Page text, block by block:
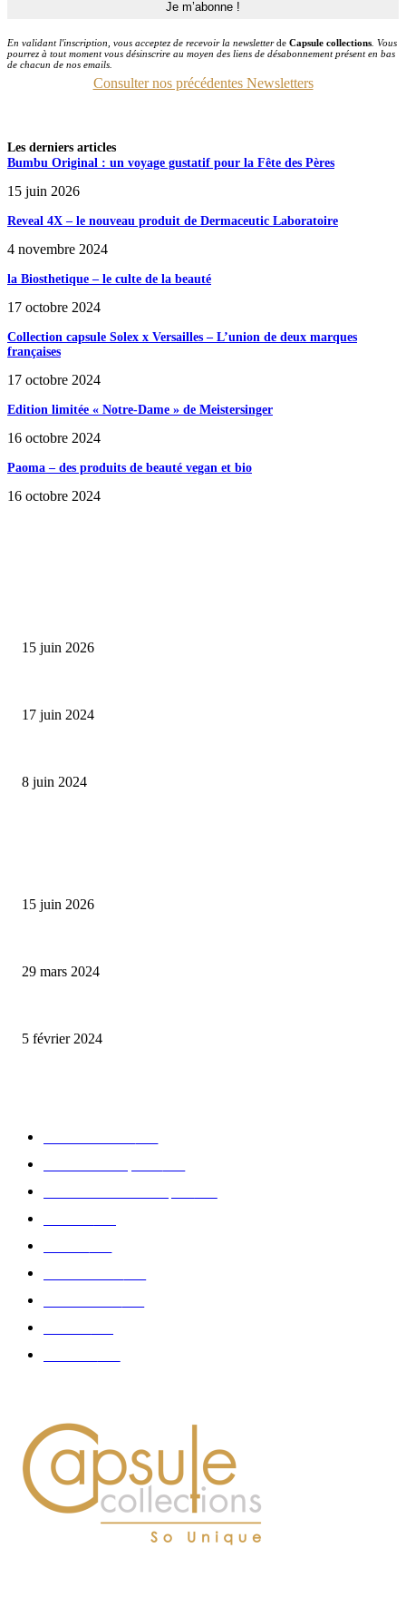
En validant l'inscription, vous acceptez de recevoir la newsletterde Capsule collections . Vous
pourrez à tout moment vous désinscrire au moyen des liens de désabonnement présent en bas
de chacun de nos emails.
Consulter nos précédentes Newsletters
Les derniers articles
Bumbu Original : un voyage gustatif pour la Fête des Pères
15 juin 2026
Reveal 4X – le nouveau produit de Dermaceutic Laboratoire
4 novembre 2024
la Biosthetique – le culte de la beauté
17 octobre 2024
Collection capsule Solex x Versailles – L’union de deux marques
françaises
17 octobre 2024
Edition limitée « Notre-Dame » de Meistersinger
16 octobre 2024
Paoma – des produits de beauté vegan et bio
16 octobre 2024
15 juin 2026
17 juin 2024
8 juin 2024
15 juin 2026
29 mars 2024
5 février 2024